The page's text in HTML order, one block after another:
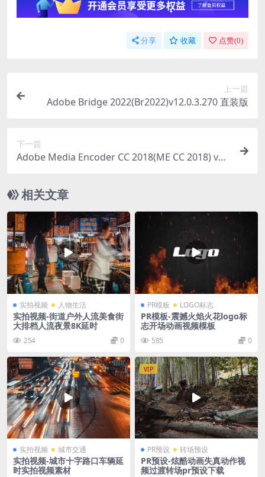
分享 收藏 点赞(0)
上一篇
Adobe Bridge 2022(Br2022)v12.0.3.270 直装版
下一篇
Adobe Media Encoder CC 2018(ME CC 2018) v1
相关文章
实拍视频 人物生活
实拍视频-街道户外人流美食街
大排档人流夜景8K延时
254 0
PR模板 LOGO标志
PR模板-震撼火焰火花logo标
志开场动画视频模板
585 0
实拍视频 城市交通
实拍视频-城市十字路口车辆延
时实拍视频素材
VIP
PR预设 转场预设
PR预设-炫酷动画失真动作视
频过渡转场pr预设下载